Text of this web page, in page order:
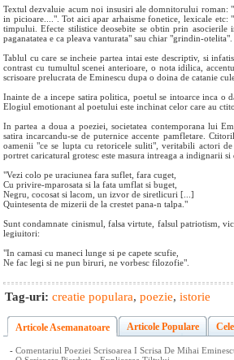
Textul dezvaluie acum noi insusiri ale domnitorului roman:
in picioare....". Tot aici apar arhaisme fonetice, lexicale
timpului. Efecte stilistice deosebite se obtin prin
paganatatea e ca pleava vanturata" sau chiar "grindin-otelita".
Tablul cu care se incheie partea intai este descriptiv, si
contrast cu tumultul scenei anterioare, o nota idilica,
scrisoare prelucrata de Eminescu dupa o doina de catanie
Inainte de a incepe satira politica, poetul se intoarce inca o
Elogiul emotionant al poetului este inchinat celor care au
In partea a doua a poeziei, societatea contemporana lui
satira incarcandu-se de puternice accente pamfletare.
oamenii "ce se lupta cu retoricele suliti", veritabili actori
portret caricatural grotesc este masura intreaga a indignarii
"Vezi colo pe uraciunea fara suflet, fara cuget,
Cu privire-mparosata si la fata umflat si buget,
Negru, cocosat si lacom, un izvor de siretlicuri [...]
Quintesenta de mizerii de la crestet pana-n talpa."
Sunt condamnate cinismul, falsa virtute, falsul patriotism,
legiuitori:
"In camasi cu maneci lunge si pe capete scufie,
Ne fac legi si ne pun biruri, ne vorbesc filozofie".
Tag-uri: creatie populara, poezie, istorie
Articole Asemanatoare Articole Populare
- Comentariul Poeziei Scrisoarea I Scrisa De Mihai